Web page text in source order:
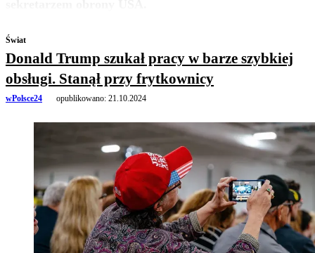
Świat
Donald Trump szukał pracy w barze szybkiej
obsługi. Stanął przy frytkownicy
wPolsce24 opublikowano: 21.10.2024